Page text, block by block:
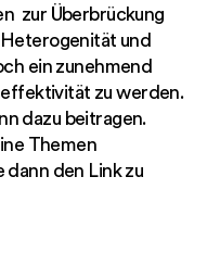
zur Überbrückung
und
ein zunehmend
zu werden.
dazu beitragen.
Themen
den Link zu